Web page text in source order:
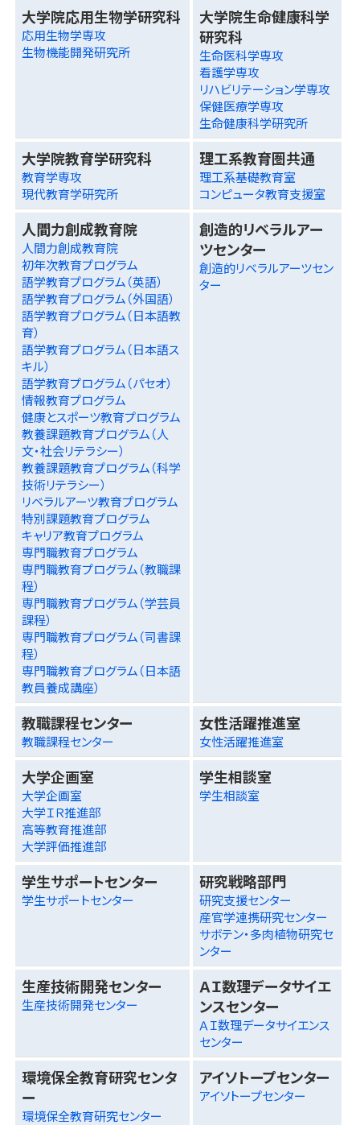
大学院応用生物学研究科
応用生物学専攻
生物機能開発研究所
大学院生命健康科学
研究科
生命医科学専攻
看護学専攻
リハビリテーション学専攻
保健医療学専攻
生命健康科学研究所
大学院教育学研究科
教育学専攻
現代教育学研究所
理工系教育圏共通
理工系基礎教育室
コンピュータ教育支援室
人間力創成教育院
人間力創成教育院
初年次教育プログラム
語学教育プログラム（英語）
語学教育プログラム（外国語）
語学教育プログラム（日本語教
育）
語学教育プログラム（日本語ス
キル）
語学教育プログラム（パセオ）
情報教育プログラム
健康とスポーツ教育プログラム
教養課題教育プログラム（人
文・社会リテラシー）
教養課題教育プログラム（科学
技術リテラシー）
リベラルアーツ教育プログラム
特別課題教育プログラム
キャリア教育プログラム
専門職教育プログラム
専門職教育プログラム（教職課
程）
専門職教育プログラム（学芸員
課程）
専門職教育プログラム（司書課
程）
専門職教育プログラム（日本語
教員養成講座）
創造的リベラルアー
ツセンター
創造的リベラルアーツセン
ター
教職課程センター
教職課程センター
女性活躍推進室
女性活躍推進室
大学企画室
大学企画室
大学ＩＲ推進部
高等教育推進部
大学評価推進部
学生相談室
学生相談室
学生サポートセンター
学生サポートセンター
研究戦略部門
研究支援センター
産官学連携研究センター
サボテン・多肉植物研究セ
ンター
生産技術開発センター
生産技術開発センター
ＡＩ数理データサイエ
ンスセンター
ＡＩ数理データサイエンス
センター
環境保全教育研究センタ
ー
環境保全教育研究センター
アイソトープセンター
アイソトープセンター